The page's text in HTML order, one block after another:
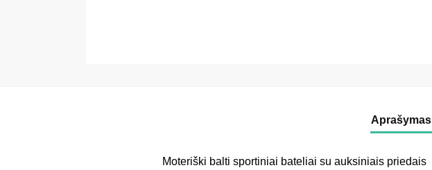
Aprašymas
Moteriški balti sportiniai bateliai su auksiniais priedais